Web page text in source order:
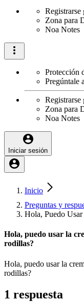
Registrarse
Zona para
Noa Notes
Protección
Pregúntale
Registrarse
Zona para
Noa Notes
Iniciar sesión
Inicio
Preguntas y
Hola, Puedo
Hola, puedo usar la
rodillas?
Hola, puedo usar la
rodillas?
1 respuesta